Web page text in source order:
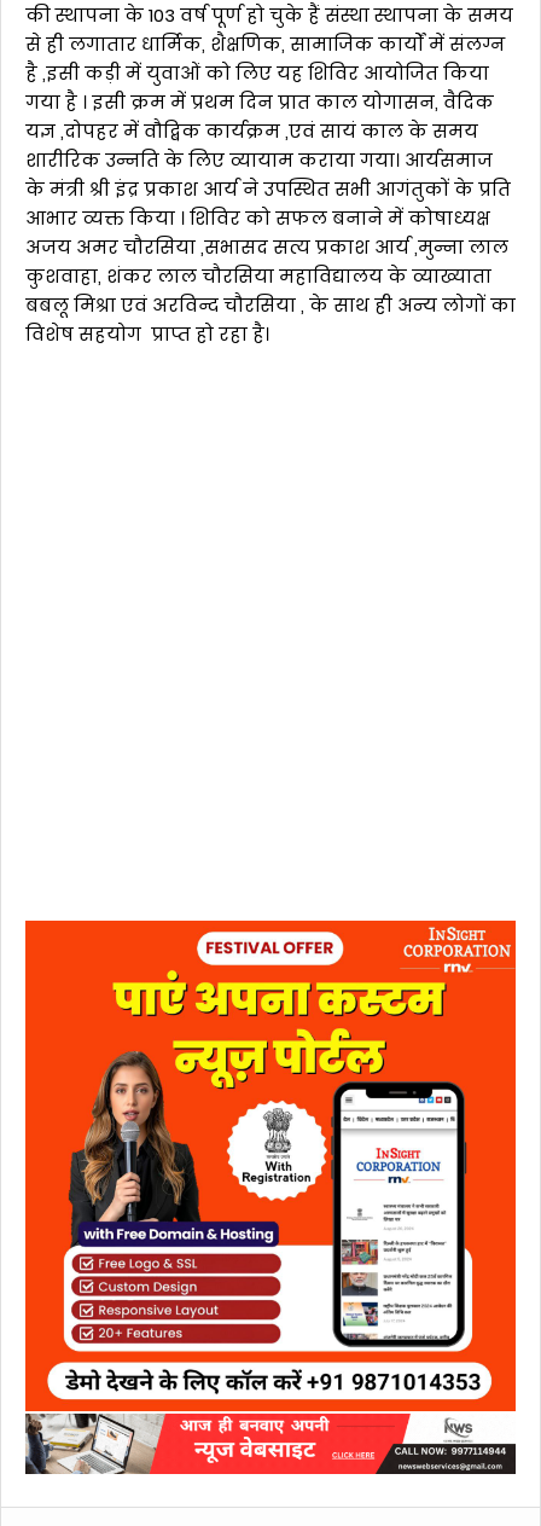
की स्थापना के 103 वर्ष पूर्ण हो चुके हैं संस्था स्थापना के समय
से ही लगातार धार्मिक, शैक्षणिक, सामाजिक कार्यों में संलग्न
है ,इसी कड़ी में युवाओं को लिए यह शिविर आयोजित किया
गया है । इसी क्रम में प्रथम दिन प्रात काल योगासन, वैदिक
यज्ञ ,दोपहर में वौद्बिक कार्यक्रम ,एवं सायं काल के समय
शारीरिक उन्नति के लिए व्यायाम कराया गया। आर्यसमाज
के मंत्री श्री इंद्र प्रकाश आर्य ने उपस्थित सभी आगंतुकों के प्रति
आभार व्यक्त किया । शिविर को सफल बनाने में कोषाध्यक्ष
अजय अमर चौरसिया ,सभासद सत्य प्रकाश आर्य ,मुन्ना लाल
कुशवाहा, शंकर लाल चौरसिया महाविद्यालय के व्याख्याता
बबलू मिश्रा एवं अरविन्द चौरसिया , के साथ ही अन्य लोगों का
विशेष सहयोग ‌ प्राप्त हो रहा है।